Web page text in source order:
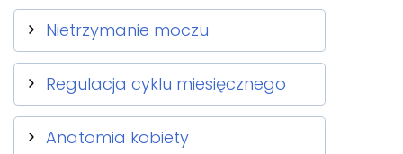
Nietrzymanie moczu
Regulacja cyklu miesięcznego
Anatomia kobiety